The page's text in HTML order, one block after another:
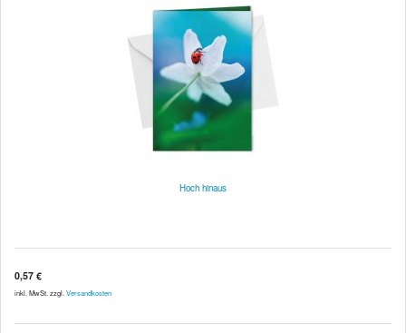
Hoch hinaus
0,57 €
inkl. MwSt. zzgl. Versandkosten